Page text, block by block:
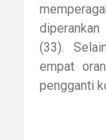
(33).
empat
pengganti